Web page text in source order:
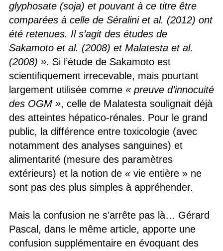
glyphosate (soja) et pouvant à ce titre être
comparées à celle de Séralini et al. (2012) ont
été retenues. Il s’agit des études de
Sakamoto et al. (2008) et Malatesta et al.
(2008) ». Si l’étude de Sakamoto est
scientifiquement irrecevable, mais pourtant
largement utilisée comme « preuve d’innocuité
des OGM », celle de Malatesta soulignait déjà
des atteintes hépatico-rénales. Pour le grand
public, la différence entre toxicologie (avec
notamment des analyses sanguines) et
alimentarité (mesure des paramètres
extérieurs) et la notion de « vie entière » ne
sont pas des plus simples à appréhender.
Mais la confusion ne s’arrête pas là… Gérard
Pascal, dans le même article, apporte une
confusion supplémentaire en évoquant des